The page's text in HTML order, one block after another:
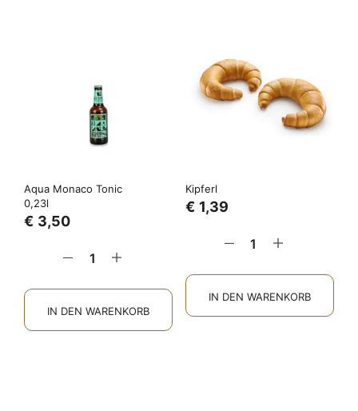
Aqua Monaco Tonic
0,23l
€ 3,50
IN DEN WARENKORB
Kipferl
€ 1,39
IN DEN WARENKORB